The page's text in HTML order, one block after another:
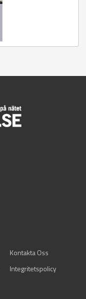
Kontakta Oss
Integritetspolicy